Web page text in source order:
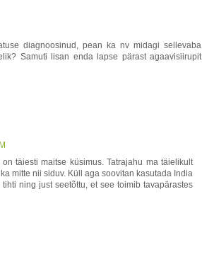
diagnoosinud, pean ka nv midagi sellevaba
Samuti lisan enda lapse pärast agaavisiirupit
täiesti maitse küsimus. Tatrajahu ma täielikult
mitte nii siduv. Küll aga soovitan kasutada India
ning just seetõttu, et see toimib tavapärastes